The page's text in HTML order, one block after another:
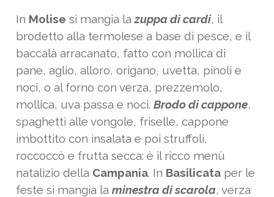
In Molise si mangia lazuppa di cardi, il
brodetto alla termolese a base di pesce, e il
baccalà arracanato, fatto con mollica di
pane, aglio, alloro, origano, uvetta, pinoli e
noci, o al forno con verza, prezzemolo,
mollica, uva passa e noci. Brodo di cappone,
spaghetti alle vongole, friselle, cappone
imbottito con insalata e poi struffoli,
roccoccò e frutta secca: è il ricco menù
natalizio della Campania. In Basilicataper le
feste si mangia la minestra di scarola, verza